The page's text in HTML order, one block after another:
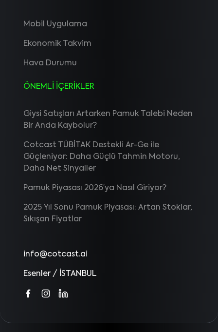
Mobil Uygulama
Ekonomik Takvim
Hava Durumu
ÖNEMLİ İÇERİKLER
Giysi Satışları Artarken Pamuk Talebi Neden
Bir Anda Kaybolur?
Cotcast TÜBİTAK Destekli Ar-Ge ile
Güçleniyor: Daha Güçlü Tahmin Motoru,
Daha Net Sinyaller
Pamuk Piyasası 2026’ya Nasıl Giriyor?
2025 Yıl Sonu Pamuk Piyasası: Artan Stoklar,
Sıkışan Fiyatlar
info@cotcast.ai
Esenler / İSTANBUL